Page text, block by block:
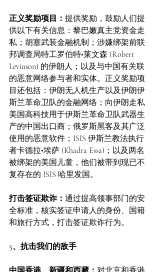
正义奖励项目： 提供奖励，鼓励人们提
供以下有关信息：黎巴嫩真主党资金走
私；胡塞武装金融机制；涉嫌绑架前联
邦调查局特工罗伯特•莱文森 (Robert
Levinson) 的伊朗人；以及与中国有关联
的恶意网络参与者和实体。正义奖励项
目还包括：伊朗无人机生产以及伊朗伊
斯兰革命卫队的金融网络；向伊朗走私
美国高科技用于伊斯兰革命卫队武器生
产的中国出口商；俄罗斯黑客及其广泛
使用的恶意软件；ISIS 伊斯兰教法执行
者卡德拉•埃萨 (Khadra Essa)；以及两名
被绑架的美国儿童，他们被带到现已不
复存在的 ISIS 哈里发国。
打击签证欺诈： 通过提高领事部门的安
全标准，核实签证申请人的身份、国籍
和旅行方式，打击签证欺诈行为。
5、抗击我们的敌手